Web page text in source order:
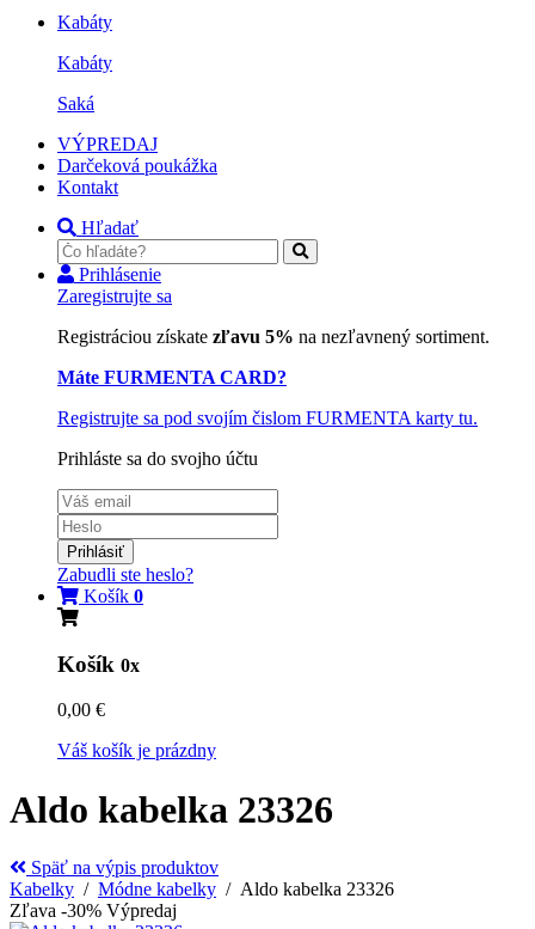
Kabáty
Kabáty
Saká
VÝPREDAJ
Darčeková poukážka
Kontakt
Hľadať
Prihlásenie
Zaregistrujte sa
Registráciou získate zľavu 5% na nezľavnený sortiment.
Máte FURMENTA CARD?
Registrujte sa pod svojím čislom FURMENTA karty tu.
Prihláste sa do svojho účtu
Prihlásiť
Zabudli ste heslo?
Košík 0
Košík 0x
0,00 €
Váš košík je prázdny
Aldo kabelka 23326
Späť na výpis produktov
Kabelky / Módne kabelky / Aldo kabelka 23326
Zľava -30% Výpredaj